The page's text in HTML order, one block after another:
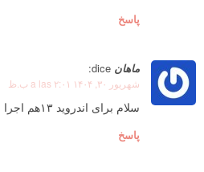
پاسخ
ماهان dice:
شهریور ۳۰, ۱۴۰۴ a las ۲:۰۱ ب.ظ
سلام برای اندروید ۱۳هم اجرا میشه؟
پاسخ